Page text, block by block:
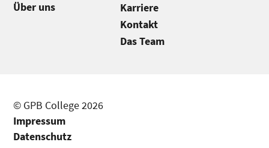
Über uns
Karriere
Kontakt
Das Team
© GPB College 2026
Impressum
Datenschutz